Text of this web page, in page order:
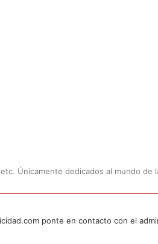
Únicamente dedicados al mundo de
ponte en contacto con el